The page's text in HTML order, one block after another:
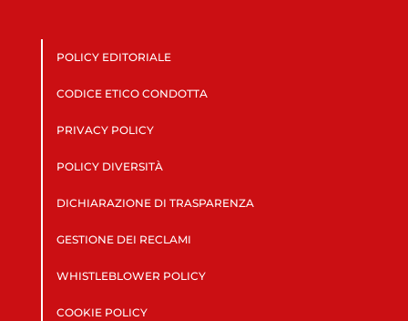
POLICY EDITORIALE
CODICE ETICO CONDOTTA
PRIVACY POLICY
POLICY DIVERSITÀ
DICHIARAZIONE DI TRASPARENZA
GESTIONE DEI RECLAMI
WHISTLEBLOWER POLICY
COOKIE POLICY